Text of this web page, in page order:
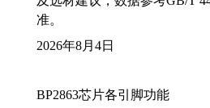
准。
2026年8月4日
BP2863芯片各引脚功能